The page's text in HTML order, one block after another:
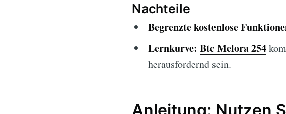
Nachteile
Begrenzte kostenlose
Lernkurve: Btc Melora 254
herausfordernd sein.